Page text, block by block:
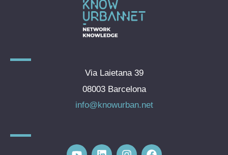
Via Laietana 39
08003 Barcelona
info@knowurban.net